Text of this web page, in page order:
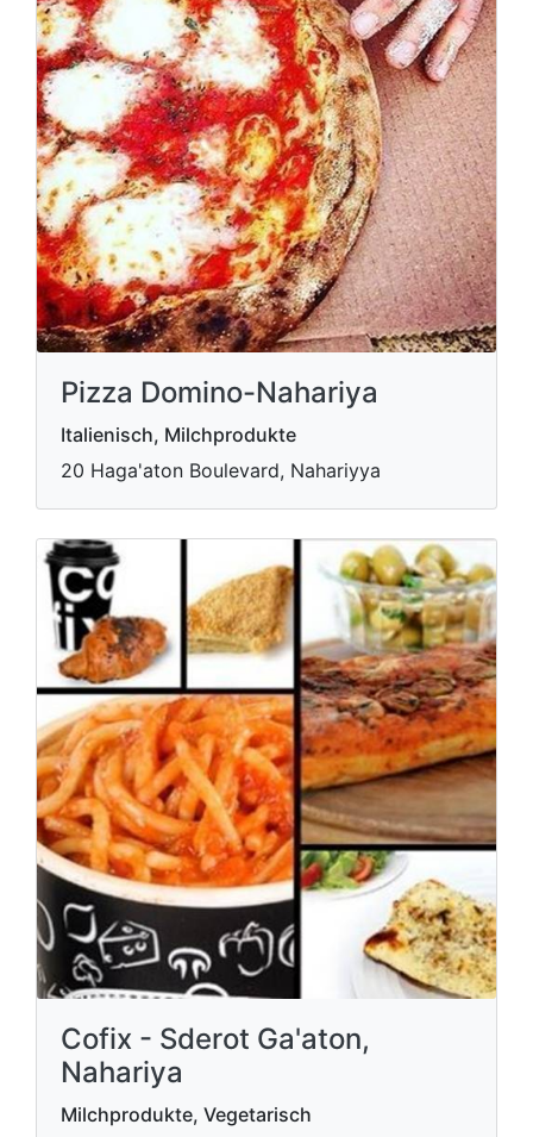
Pizza Domino-Nahariya
Italienisch, Milchprodukte
20 Haga'aton Boulevard, Nahariyya
Cofix - Sderot Ga'aton,
Nahariya
Milchprodukte, Vegetarisch